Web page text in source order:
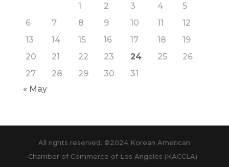
1
2 3 4
5
6
7 8 9 10 11
12
13
14 15 16 17 18
19
20
21 22 23 24 25
26
27
28 29 30
31
« May
All rights reserved. ©2024 Korean American
Chamber of Commerce of Los Angeles (KACCLA) .